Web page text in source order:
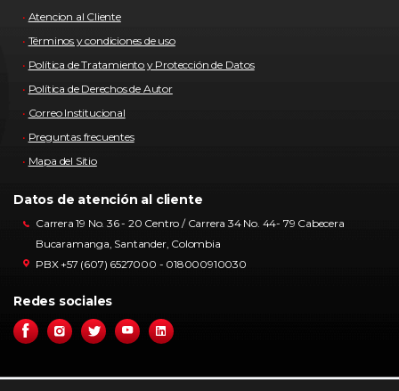
Atencion al Cliente
Términos y condiciones de uso
Política de Tratamiento y Protección de Datos
Política de Derechos de Autor
Correo Institucional
Preguntas frecuentes
Mapa del Sitio
Datos de atención al cliente
Carrera 19 No. 36 - 20 Centro / Carrera 34 No. 44- 79 Cabecera
Bucaramanga, Santander, Colombia
PBX +57 (607) 6527000 - 018000910030
Redes sociales